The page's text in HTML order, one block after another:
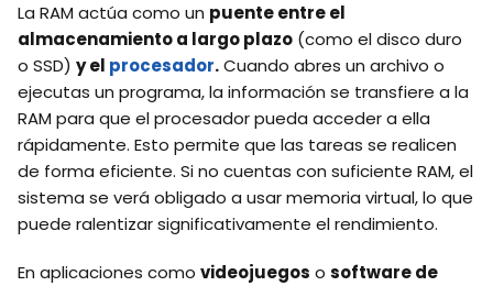
La RAM actúa como un puente entre el
almacenamiento a largo plazo (como el disco duro
o SSD) y el procesador.Cuando abres un archivo o
ejecutas un programa, la información se transfiere a la
RAM para que el procesador pueda acceder a ella
rápidamente. Esto permite que las tareas se realicen
de forma eficiente. Si no cuentas con suficiente RAM, el
sistema se verá obligado a usar memoria virtual, lo que
puede ralentizar significativamente el rendimiento.
En aplicaciones como videojuegos o software de